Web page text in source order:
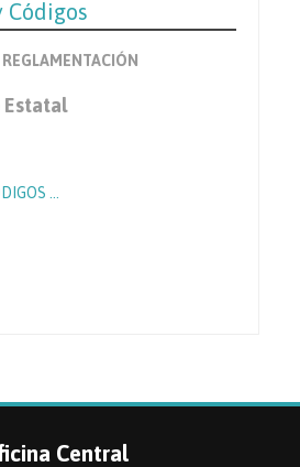
Códigos
Estatal
…
Central